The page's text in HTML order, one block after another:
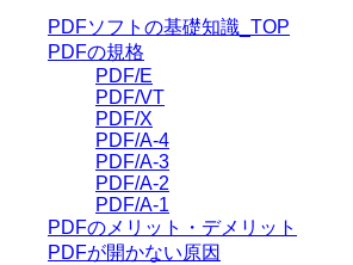
PDFソフトの基礎知識_TOP
PDFの規格
PDF/E
PDF/VT
PDF/X
PDF/A-4
PDF/A-3
PDF/A-2
PDF/A-1
PDFのメリット・デメリット
PDFが開かない原因